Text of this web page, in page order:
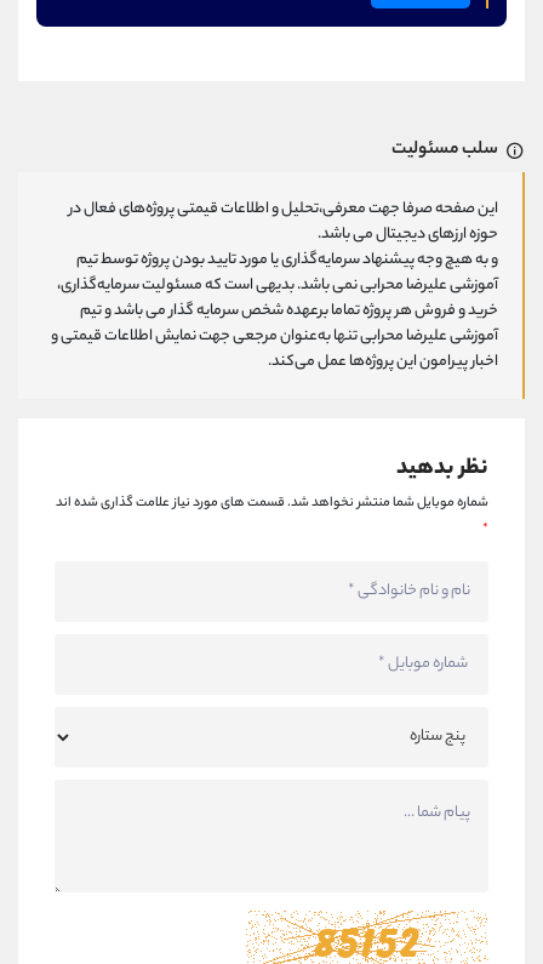
سلب مسئولیت
این صفحه صرفا جهت معرفی،تحلیل و اطلاعات قیمتی پروژه‌های فعال در
حوزه ارزهای دیجیتال می باشد.
و به هیچ وجه پیشنهاد سرمایه‌گذاری یا مورد تایید بودن پروژه توسط تیم
آموزشی علیرضا محرابی نمی باشد. بدیهی است که مسئولیت سرمایه‌گذاری،
خرید و فروش هر پروژه تماما برعهده شخص سرمایه گذار می باشد و تیم
آموزشی علیرضا محرابی تنها به‌عنوان مرجعی جهت نمایش اطلاعات قیمتی و
اخبار پیرامون این پروژه‌‌ها عمل می‌کند.
نظر بدهید
شماره موبایل شما منتشر نخواهد شد.قسمت های مورد نیاز علامت گذاری شده اند
*